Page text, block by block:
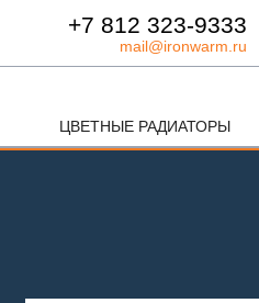
+7 812 323-9333
mail@ironwarm.ru
ЦВЕТНЫЕ РАДИАТОРЫ